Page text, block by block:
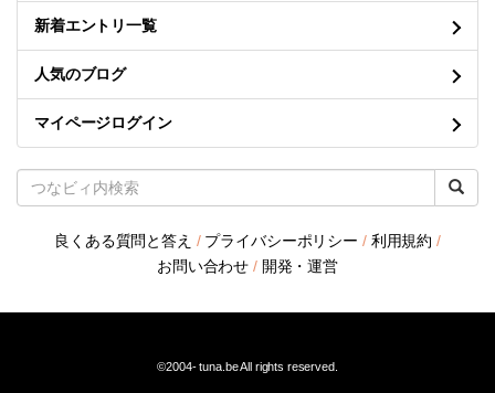
新着エントリ一覧
人気のブログ
マイページログイン
良くある質問と答え / プライバシーポリシー / 利用規約 /
お問い合わせ / 開発・運営
©2004-tuna.beAll rights reserved.